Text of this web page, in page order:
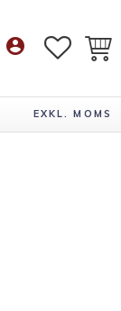
account_circle
EXKL. MOMS